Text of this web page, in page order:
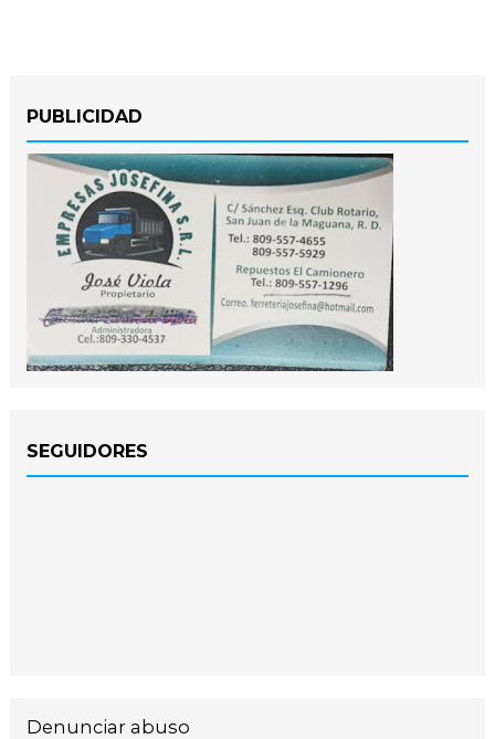
PUBLICIDAD
SEGUIDORES
Denunciar abuso